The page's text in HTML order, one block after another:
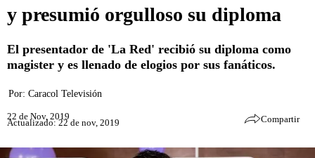
y presumió orgulloso su diploma
El presentador de 'La Red' recibió su diploma como
magister y es llenado de elogios por sus fanáticos.
Por: Caracol Televisión
22 de Nov, 2019
Actualizado: 22 de nov, 2019 Compartir